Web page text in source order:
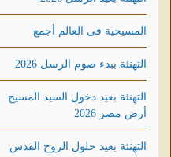
المسيحية فى العالم أجمع
التهنئة ببدء صوم الرسل 2026
التهنئة بعيد دخول السيد المسيح
أرض مصر 2026
التهنئة بعيد حلول الروح القدس